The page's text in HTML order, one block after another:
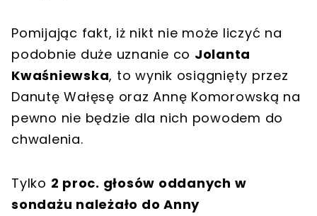
Pomijając fakt, iż nikt nie może liczyć na
podobnie duże uznanie co Jolanta
Kwaśniewska, to wynik osiągnięty przez
Danutę Wałęsę oraz Annę Komorowską na
pewno nie będzie dla nich powodem do
chwalenia.
Tylko 2 proc. głosów oddanych w
sondażu należało do Anny